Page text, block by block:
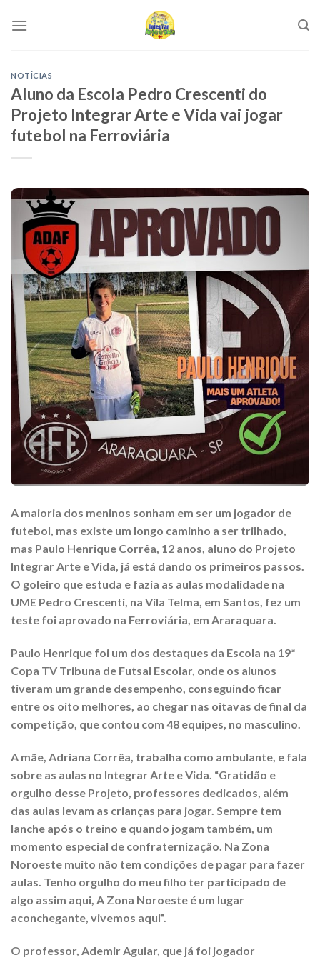
NOTÍCIAS
Aluno da Escola Pedro Crescenti do
Projeto Integrar Arte e Vida vai jogar
futebol na Ferroviária
A maioria dos meninos sonham em ser um jogador de
futebol, mas existe um longo caminho a ser trilhado,
mas Paulo Henrique Corrêa, 12 anos, aluno do Projeto
Integrar Arte e Vida, já está dando os primeiros passos.
O goleiro que estuda e fazia as aulas modalidade na
UME Pedro Crescenti, na Vila Telma, em Santos, fez um
teste foi aprovado na Ferroviária, em Araraquara.
Paulo Henrique foi um dos destaques da Escola na 19ª
Copa TV Tribuna de Futsal Escolar, onde os alunos
tiveram um grande desempenho, conseguindo ficar
entre os oito melhores, ao chegar nas oitavas de final da
competição, que contou com 48 equipes, no masculino.
A mãe, Adriana Corrêa, trabalha como ambulante, e fala
sobre as aulas no Integrar Arte e Vida. “Gratidão e
orgulho desse Projeto, professores dedicados, além
das aulas levam as crianças para jogar. Sempre tem
lanche após o treino e quando jogam também, um
momento especial de confraternização. Na Zona
Noroeste muito não tem condições de pagar para fazer
aulas. Tenho orgulho do meu filho ter participado de
algo assim aqui, A Zona Noroeste é um lugar
aconchegante, vivemos aqui”.
O professor, Ademir Aguiar, que já foi jogador